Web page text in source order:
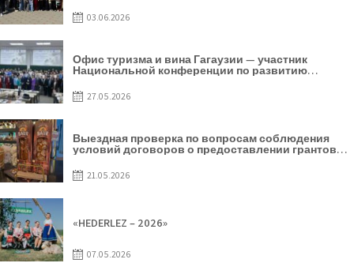
03.06.2026
Офис туризма и вина Гагаузии — участник
Национальной конференции по развитию
туризма
27.05.2026
Выездная проверка по вопросам соблюдения
условий договоров о предоставлении грантов
предприятия SRL Baurlukhouse
21.05.2026
«HEDERLEZ – 2026»
07.05.2026